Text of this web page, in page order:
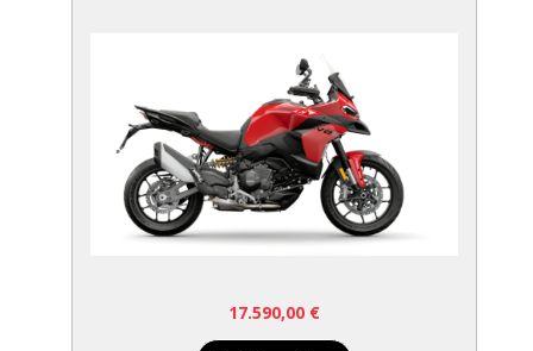
17.590,00 €